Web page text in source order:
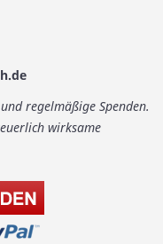
regelmäßige Spenden.
wirksame